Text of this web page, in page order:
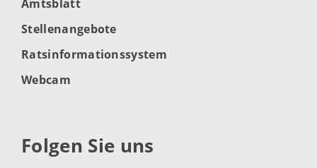
Amtsblatt
Stellenangebote
Ratsinformationssystem
Webcam
Folgen Sie uns